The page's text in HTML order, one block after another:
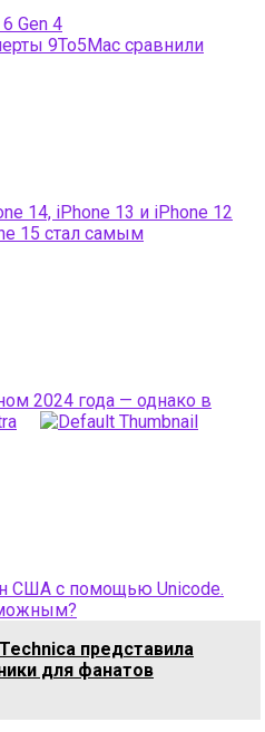
Gen 4
9To5Mac сравнили
14, iPhone 13 и iPhone 12
15 стал самым
2024 года — однако в
США с помощью Unicode.
представила
для фанатов